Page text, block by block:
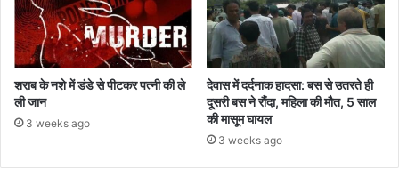
शराब के नशे में डंडे से पीटकर पत्नी की ले
ली जान
3 weeks ago
देवास में दर्दनाक हादसा: बस से उतरते ही
दूसरी बस ने रौंदा, महिला की मौत, 5 साल
की मासूम घायल
3 weeks ago